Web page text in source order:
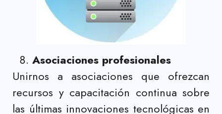
Asociaciones profesionales
Unirnos a asociaciones que ofrezcan
recursos y capacitación continua sobre
las últimas innovaciones tecnológicas en